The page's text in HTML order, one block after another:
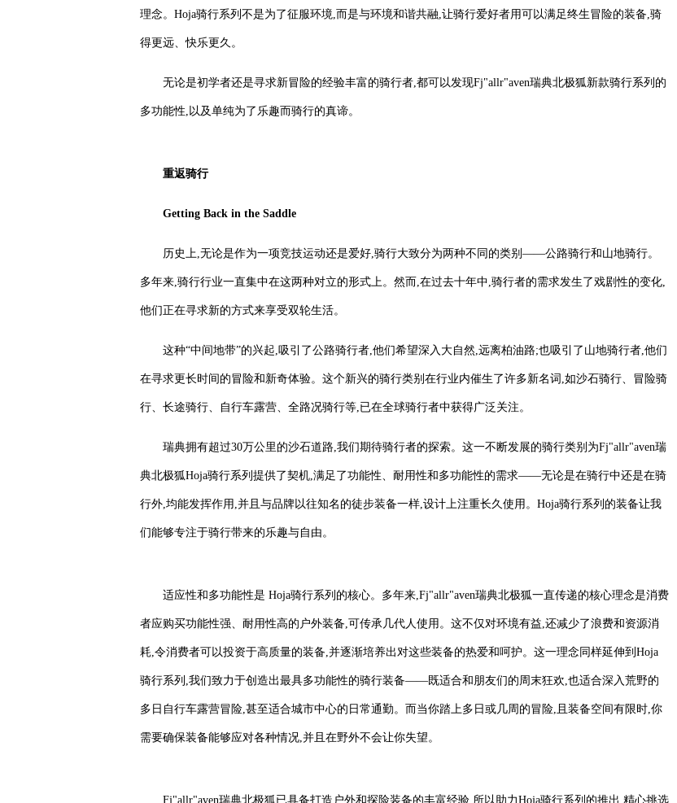
理念。Hoja骑行系列不是为了征服环境,而是与环境和谐共融,让骑行爱好者用可以满足终生冒险的装备,骑
得更远、快乐更久。
无论是初学者还是寻求新冒险的经验丰富的骑行者,都可以发现Fj"allr"aven瑞典北极狐新款骑行系列的
多功能性,以及单纯为了乐趣而骑行的真谛。
重返骑行
Getting Back in the Saddle
历史上,无论是作为一项竞技运动还是爱好,骑行大致分为两种不同的类别——公路骑行和山地骑行。
多年来,骑行行业一直集中在这两种对立的形式上。然而,在过去十年中,骑行者的需求发生了戏剧性的变化,
他们正在寻求新的方式来享受双轮生活。
这种“中间地带”的兴起,吸引了公路骑行者,他们希望深入大自然,远离柏油路;也吸引了山地骑行者,他们
在寻求更长时间的冒险和新奇体验。这个新兴的骑行类别在行业内催生了许多新名词,如沙石骑行、冒险骑
行、长途骑行、自行车露营、全路况骑行等,已在全球骑行者中获得广泛关注。
瑞典拥有超过30万公里的沙石道路,我们期待骑行者的探索。这一不断发展的骑行类别为Fj"allr"aven瑞
典北极狐Hoja骑行系列提供了契机,满足了功能性、耐用性和多功能性的需求——无论是在骑行中还是在骑
行外,均能发挥作用,并且与品牌以往知名的徒步装备一样,设计上注重长久使用。Hoja骑行系列的装备让我
们能够专注于骑行带来的乐趣与自由。
适应性和多功能性是 Hoja骑行系列的核心。多年来,Fj"allr"aven瑞典北极狐一直传递的核心理念是消费
者应购买功能性强、耐用性高的户外装备,可传承几代人使用。这不仅对环境有益,还减少了浪费和资源消
耗,令消费者可以投资于高质量的装备,并逐渐培养出对这些装备的热爱和呵护。这一理念同样延伸到Hoja
骑行系列,我们致力于创造出最具多功能性的骑行装备——既适合和朋友们的周末狂欢,也适合深入荒野的
多日自行车露营冒险,甚至适合城市中心的日常通勤。而当你踏上多日或几周的冒险,且装备空间有限时,你
需要确保装备能够应对各种情况,并且在野外不会让你失望。
Fj"allr"aven瑞典北极狐已具备打造户外和探险装备的丰富经验,所以助力Hoja骑行系列的推出,精心挑选